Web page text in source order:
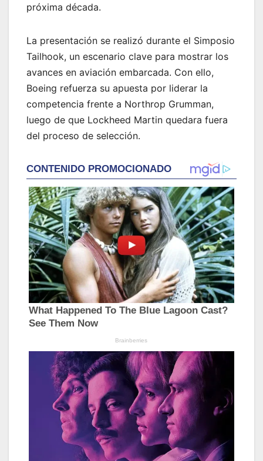
próxima década.
La presentación se realizó durante el Simposio
Tailhook, un escenario clave para mostrar los
avances en aviación embarcada. Con ello,
Boeing refuerza su apuesta por liderar la
competencia frente a Northrop Grumman,
luego de que Lockheed Martin quedara fuera
del proceso de selección.